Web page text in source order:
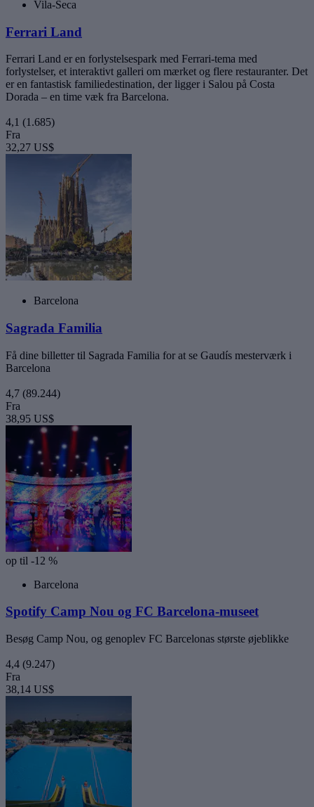
Vila-Seca
Ferrari Land
Ferrari Land er en forlystelsespark med Ferrari-tema med
forlystelser, et interaktivt galleri om mærket og flere restauranter. Det
er en fantastisk familiedestination, der ligger i Salou på Costa
Dorada – en time væk fra Barcelona.
4,1 (1.685)
Fra
32,27 US$
Barcelona
Sagrada Familia
Få dine billetter til Sagrada Familia for at se Gaudís mesterværk i
Barcelona
4,7 (89.244)
Fra
38,95 US$
op til -12 %
Barcelona
Spotify Camp Nou og FC Barcelona-museet
Besøg Camp Nou, og genoplev FC Barcelonas største øjeblikke
4,4 (9.247)
Fra
38,14 US$